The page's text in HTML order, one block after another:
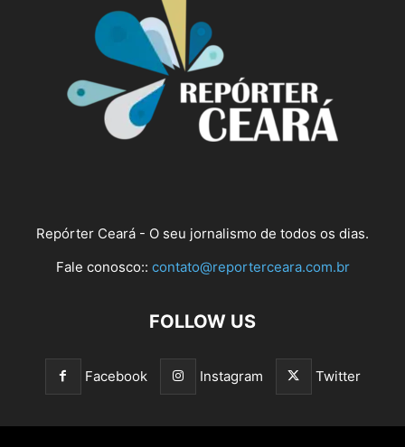
Repórter Ceará - O seu jornalismo de todos os dias.
Fale conosco:: contato@reporterceara.com.br
FOLLOW US
Facebook Instagram Twitter